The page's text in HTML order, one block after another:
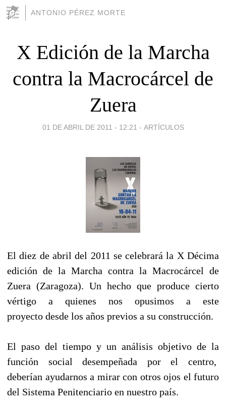
ANTONIO PÉREZ MORTE
X Edición de la Marcha
contra la Macrocárcel de
Zuera
01 DE ABRIL DE 2011 - 12:21 - ARTÍCULOS
El diez de abril del 2011 se celebrará la X Décima
edición de la Marcha contra la Macrocárcel de
Zuera (Zaragoza). Un hecho que produce cierto
vértigo a quienes nos opusimos a este
proyecto desde los años previos a su construcción.
El paso del tiempo y un análisis objetivo de la
función social desempeñada por el centro,
deberían ayudarnos a mirar con otros ojos el futuro
del Sistema Penitenciario en nuestro país.